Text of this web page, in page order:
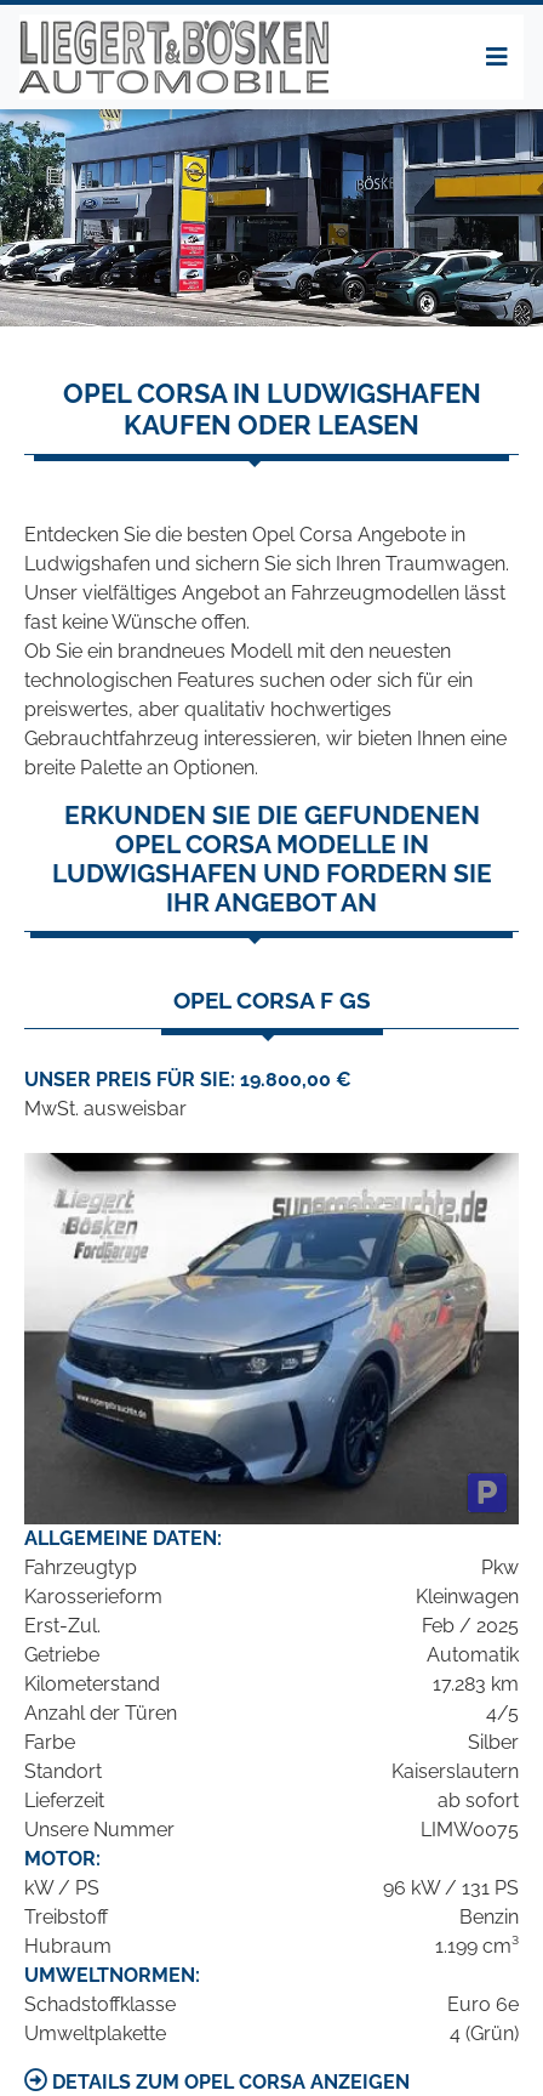
OPEL CORSA IN LUDWIGSHAFEN
KAUFEN ODER LEASEN
Entdecken Sie die besten Opel Corsa Angebote in
Ludwigshafen und sichern Sie sich Ihren Traumwagen.
Unser vielfältiges Angebot an Fahrzeugmodellen lässt
fast keine Wünsche offen.
Ob Sie ein brandneues Modell mit den neuesten
technologischen Features suchen oder sich für ein
preiswertes, aber qualitativ hochwertiges
Gebrauchtfahrzeug interessieren, wir bieten Ihnen eine
breite Palette an Optionen.
ERKUNDEN SIE DIE GEFUNDENEN
OPEL CORSA MODELLE IN
LUDWIGSHAFEN UND FORDERN SIE
IHR ANGEBOT AN
OPEL CORSA F GS
UNSER PREIS FÜR SIE: 19.800,00 €
MwSt. ausweisbar
ALLGEMEINE DATEN:
Fahrzeugtyp
Pkw
Karosserieform
Kleinwagen
Erst-Zul.
Feb / 2025
Getriebe
Automatik
Kilometerstand
17.283 km
Anzahl der Türen
4/5
Farbe
Silber
Standort
Kaiserslautern
Lieferzeit
ab sofort
Unsere Nummer
LIMW0075
MOTOR:
kW / PS
96 kW / 131 PS
Treibstoff
Benzin
Hubraum
1.199 cm³
UMWELTNORMEN:
Schadstoffklasse
Euro 6e
Umweltplakette
4 (Grün)
DETAILS ZUM OPEL CORSA ANZEIGEN